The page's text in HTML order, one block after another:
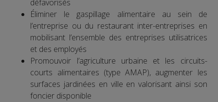
défavorisés
Éliminer le gaspillage alimentaire au sein de
l’entreprise ou du restaurant inter-entreprises en
mobilisant l’ensemble des entreprises utilisatrices
et des employés
Promouvoir l’agriculture urbaine et les circuits-
courts alimentaires (type AMAP), augmenter les
surfaces jardinées en ville en valorisant ainsi son
foncier disponible